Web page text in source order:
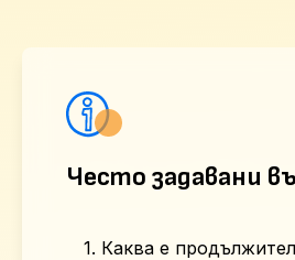
Често задавани
1. Каква е